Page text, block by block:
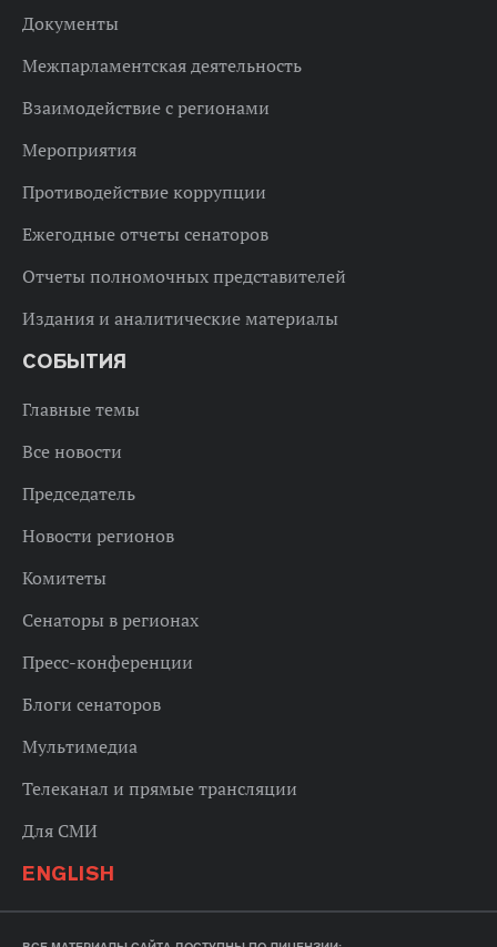
Документы
Межпарламентская деятельность
Взаимодействие с регионами
Мероприятия
Противодействие коррупции
Ежегодные отчеты сенаторов
Отчеты полномочных представителей
Издания и аналитические материалы
СОБЫТИЯ
Главные темы
Все новости
Председатель
Новости регионов
Комитеты
Сенаторы в регионах
Пресс-конференции
Блоги сенаторов
Мультимедиа
Телеканал и прямые трансляции
Для СМИ
ENGLISH